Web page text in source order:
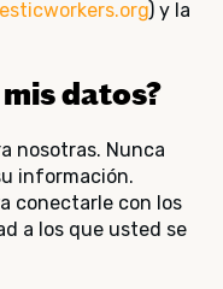
) y la
datos?
nosotras. Nunca
información.
conectarle con los
a los que usted se